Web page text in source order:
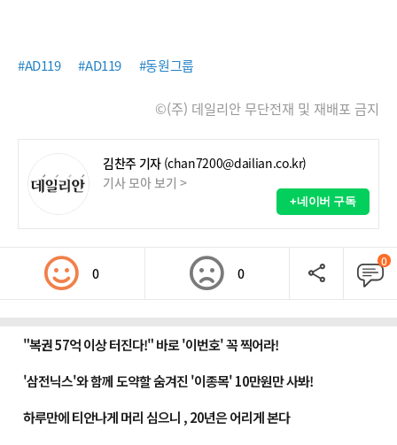
#AD119 #AD119 #동원그룹
©(주) 데일리안 무단전재 및 재배포 금지
김찬주 기자 (chan7200@dailian.co.kr)
기사 모아 보기 >
+네이버 구독
0 0
0